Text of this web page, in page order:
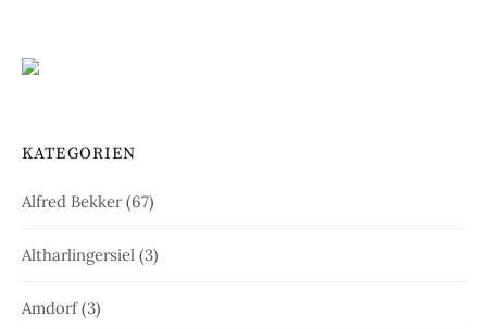
KATEGORIEN
Alfred Bekker(67)
Altharlingersiel (3)
Amdorf(3)